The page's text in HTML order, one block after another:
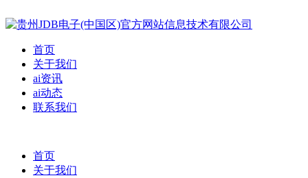
首页
关于我们
ai资讯
ai动态
联系我们
首页
关于我们